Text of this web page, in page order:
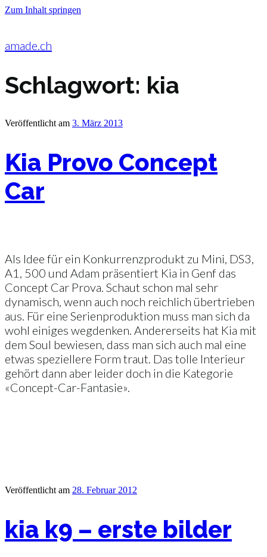
Zum Inhalt springen
amade.ch
Schlagwort: kia
Veröffentlicht am 3. März 2013
Kia Provo Concept
Car
Als Idee für ein Konkurrenzprodukt zu Mini, DS3,
A1, 500 und Adam präsentiert Kia in Genf das
Concept Car Prova. Schaut schon mal sehr
dynamisch, wenn auch noch reichlich übertrieben
aus. Für eine Serienproduktion muss man sich da
wohl einiges wegdenken. Andererseits hat Kia mit
dem Soul bewiesen, dass man sich auch mal eine
etwas speziellere Form traut. Das tolle Interieur
gehört dann aber leider doch in die Kategorie
«Concept-Car-Fantasie».
Veröffentlicht am 28. Februar 2012
kia k9 – erste bilder